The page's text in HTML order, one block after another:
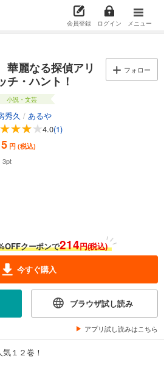
会員登録 ログイン メニュー
麗なる探偵アリ
・ハント！
フォロー
小説・文芸
秀久 / あるや
4.0(1)
円 (税込)
3pt
クーポンで214円(税込)
今すぐ購入
ブラウザ試し読み
アプリ試し読みはこちら
１２巻！